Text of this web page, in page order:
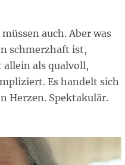
auch. Aber was
schmerzhaft ist,
allein als qualvoll,
Es handelt sich
Herzen. Spektakulär.